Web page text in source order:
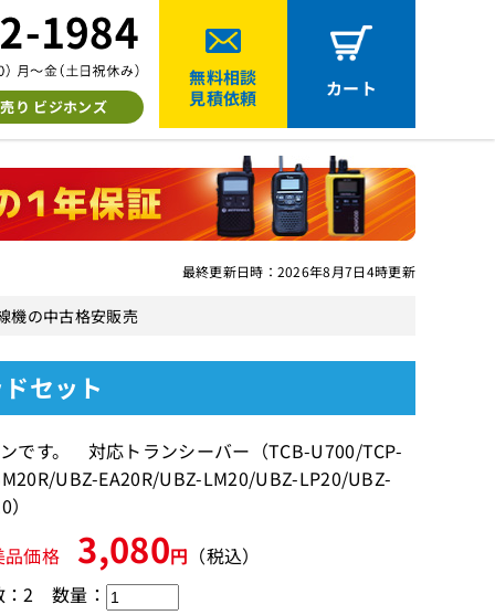
り ビジホンズ
無料相談
見積依頼
カート
最終更新日時：2026年8月7日4時更新
機の中古格安販売
セット
です。 対応トランシーバー（TCB-U700/TCP-
UBZ-EA20R/UBZ-LM20/UBZ-LP20/UBZ-
品価格 3,080円 （税込）
2 数量：